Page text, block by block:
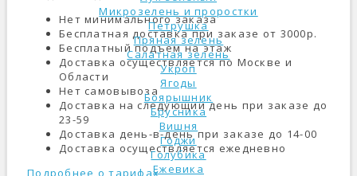
Микрозелень и проростки
Петрушка
Пряная зелень
Салатная зелень
Укроп
Ягоды
Боярышник
Брусника
Вишня
Годжи
Голубика
Ежевика
Нет минимального заказа
Бесплатная доставка при заказе от 3000р.
Бесплатный подъем на этаж
Доставка осуществляется по Москве и
Области
Нет самовывоза
Доставка на следующий день при заказе до
23-59
Доставка день-в-день при заказе до 14-00
Доставка осуществляется ежедневно
Подробнее о тарифах